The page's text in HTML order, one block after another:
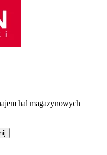
hal magazynowych